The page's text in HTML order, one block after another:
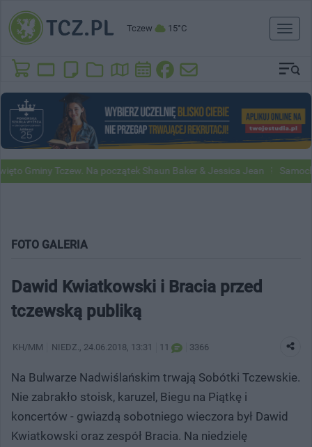
Tczew 15°C
Toggle
Tczew. Na początek Shaun Baker & Jessica Jean Samochody
FOTO GALERIA
Dawid Kwiatkowski i Bracia przed
tczewską publiką
KH/MM NIEDZ. , 24.06.2018, 13:31 11 3366
Na Bulwarze Nadwiślańskim trwają Sobótki Tczewskie.
Nie zabrakło stoisk, karuzel, Biegu na Piątkę i
koncertów - gwiazdą sobotniego wieczora był Dawid
Kwiatkowski oraz zespół Bracia. Na niedzielę